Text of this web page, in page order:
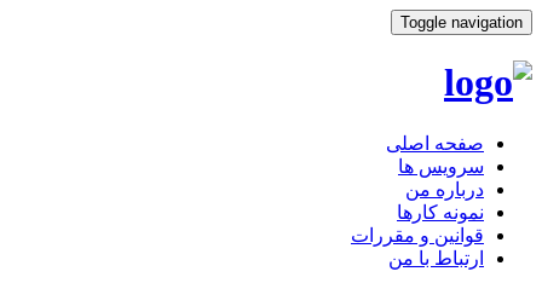
Toggle navigation
صفحه اصلی
سرویس ها
درباره من
نمونه کارها
قوانین و مقررات
ارتباط با من